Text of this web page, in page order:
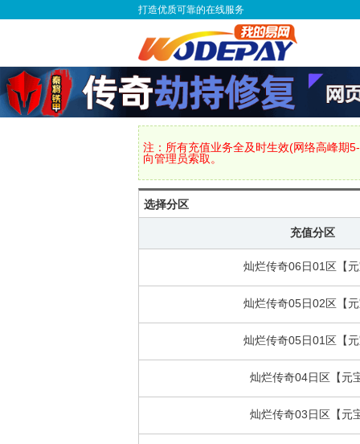
打造优质可靠的在线服务
注：所有充值业务全及时生效(网络高峰期
向管理员索取。
选择分区
充值分区
灿烂传奇06日01区【
灿烂传奇05日02区【
灿烂传奇05日01区【
灿烂传奇04日区【元
灿烂传奇03日区【元